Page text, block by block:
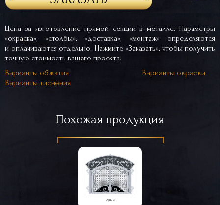
Цена за изготовление прямой секции в металле. Параметры
«окраска», «столбы», «доставка», «монтаж» определяются
и оплачиваются отдельно. Нажмите «Заказать», чтобы получить
точную стоимость вашего проекта.
Варианты обжатия
Варианты окраски
Варианты тиснения
Похожая продукция